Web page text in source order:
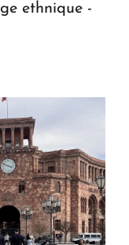
ethnique -